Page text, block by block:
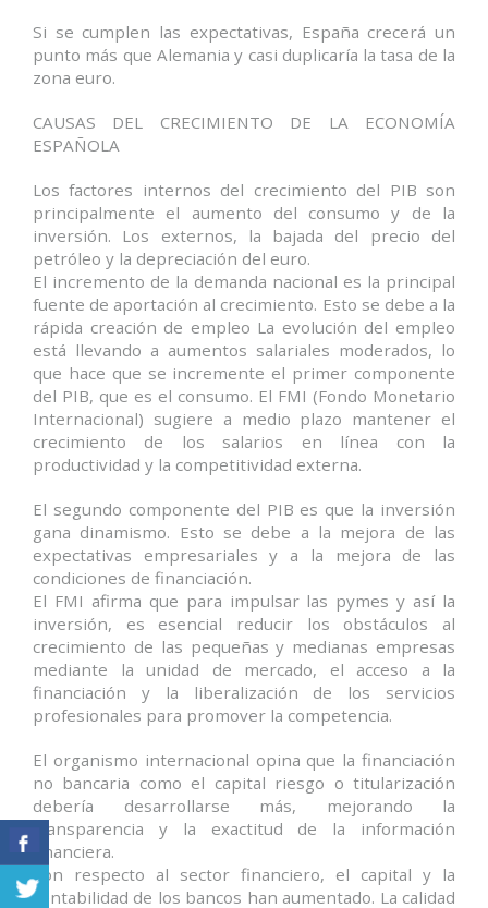
Si se cumplen las expectativas, España crecerá un
punto más que Alemania y casi duplicaría la tasa de la
zona euro.
CAUSAS DEL CRECIMIENTO DE LA ECONOMÍA
ESPAÑOLA
Los factores internos del crecimiento del PIB son
principalmente el aumento del consumo y de la
inversión. Los externos, la bajada del precio del
petróleo y la depreciación del euro.
El incremento de la demanda nacional es la principal
fuente de aportación al crecimiento. Esto se debe a la
rápida creación de empleo La evolución del empleo
está llevando a aumentos salariales moderados, lo
que hace que se incremente el primer componente
del PIB, que es el consumo. El FMI (Fondo Monetario
Internacional) sugiere a medio plazo mantener el
crecimiento de los salarios en línea con la
productividad y la competitividad externa.
El segundo componente del PIB es que la inversión
gana dinamismo. Esto se debe a la mejora de las
expectativas empresariales y a la mejora de las
condiciones de financiación.
El FMI afirma que para impulsar las pymes y así la
inversión, es esencial reducir los obstáculos al
crecimiento de las pequeñas y medianas empresas
mediante la unidad de mercado, el acceso a la
financiación y la liberalización de los servicios
profesionales para promover la competencia.
El organismo internacional opina que la financiación
no bancaria como el capital riesgo o titularización
debería desarrollarse más, mejorando la
transparencia y la exactitud de la información
financiera.
Con respecto al sector financiero, el capital y la
rentabilidad de los bancos han aumentado. La calidad